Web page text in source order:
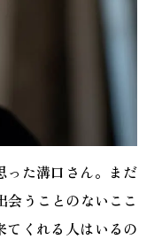
った溝口さん。まだ
うことのないここ
てくれる人はいるの